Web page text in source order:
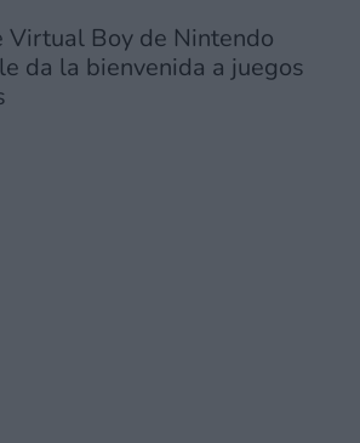
Virtual Boy de Nintendo
da la bienvenida a juegos